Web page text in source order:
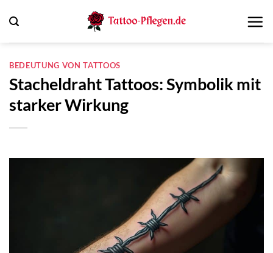
Inhalt
springen
BEDEUTUNG VON TATTOOS
Stacheldraht Tattoos: Symbolik mit
starker Wirkung